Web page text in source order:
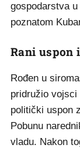
gospodarstva
poznatom
Rani uspon
Rođen u
pridružio vojsci
politički uspon
Pobunu
vladu. Nakon